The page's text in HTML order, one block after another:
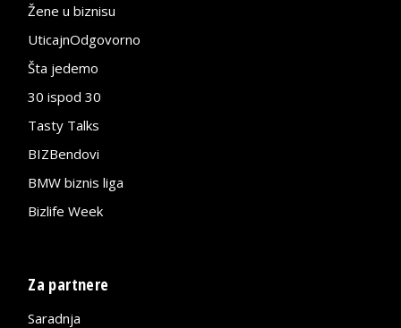
Žene u biznisu
UticajnOdgovorno
Šta jedemo
30 ispod 30
Tasty Talks
BIZBendovi
BMW biznis liga
Bizlife Week
Za partnere
Saradnja